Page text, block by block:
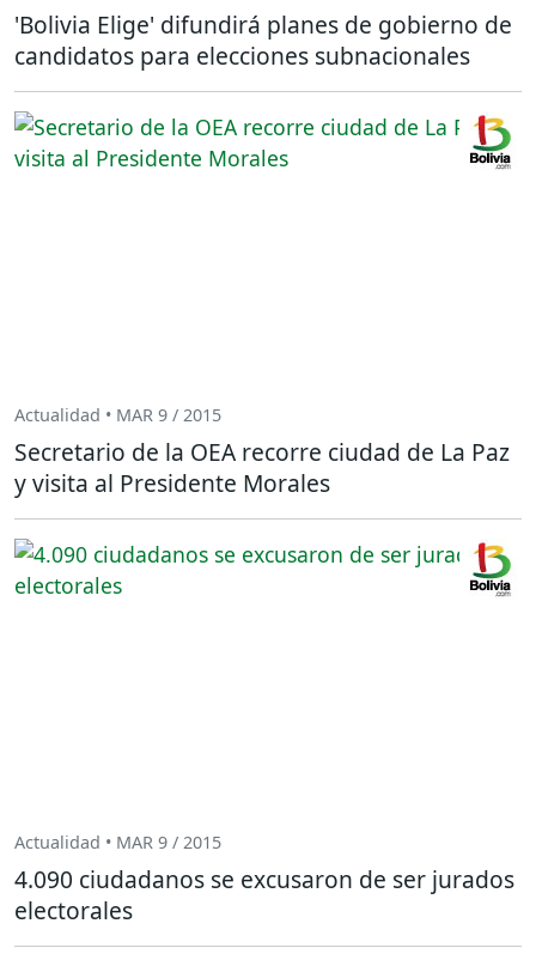
'Bolivia Elige' difundirá planes de gobierno de
candidatos para elecciones subnacionales
Actualidad • MAR 9 / 2015
Secretario de la OEA recorre ciudad de La Paz
y visita al Presidente Morales
Actualidad • MAR 9 / 2015
4.090 ciudadanos se excusaron de ser jurados
electorales